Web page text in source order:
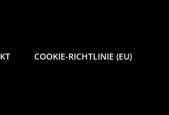
COOKIE-RICHTLINIE (EU)